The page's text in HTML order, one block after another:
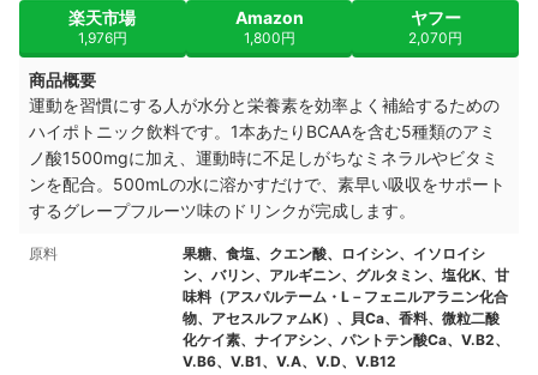
楽天市場
1,976円
Amazon
1,800円
ヤフー
2,070円
商品概要
運動を習慣にする人が水分と栄養素を効率よく補給するための
ハイポトニック飲料です。1本あたりBCAAを含む5種類のアミ
ノ酸1500mgに加え、運動時に不足しがちなミネラルやビタミ
ンを配合。500mLの水に溶かすだけで、素早い吸収をサポート
するグレープフルーツ味のドリンクが完成します。
原料
果糖、食塩、クエン酸、ロイシン、イソロイシ
ン、バリン、アルギニン、グルタミン、塩化K、甘
味料（アスパルテーム・L－フェニルアラニン化合
物、アセスルファムK）、貝Ca、香料、微粒二酸
化ケイ素、ナイアシン、パントテン酸Ca、V.B2、
V.B6、V.B1、V.A、V.D、V.B12